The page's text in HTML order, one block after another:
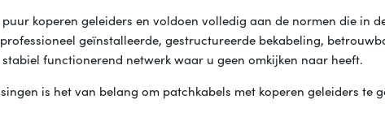
koperen geleiders en voldoen volledig aan de normen die in
geïnstalleerde, gestructureerde bekabeling,
functionerend netwerk waar u geen omkijken naar heeft.
is het van belang om patchkabels met koperen geleiders te